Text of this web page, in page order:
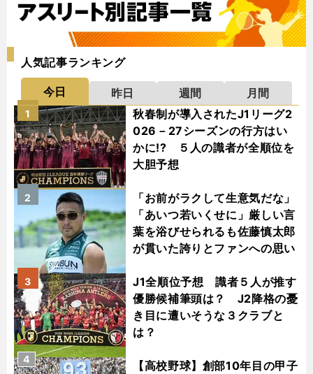
人気記事ランキング
今日 昨日 週間
月間
秋春制が導入されたJ1リーグ2
026－27シーズンの行方はい
かに!? ５人の識者が全順位を
大胆予想
1
「お前がラクして生意気だな」
「あいつ若いくせに」厳しい言
葉を浴びせられるも佐藤慎太郎
が貫いた誇りとファンへの思い
2
J1全順位予想 識者５人が推す
優勝候補筆頭は？ J2降格の憂
き目に遭いそうな３クラブと
は？
3
【高校野球】創部10年目の甲子
4